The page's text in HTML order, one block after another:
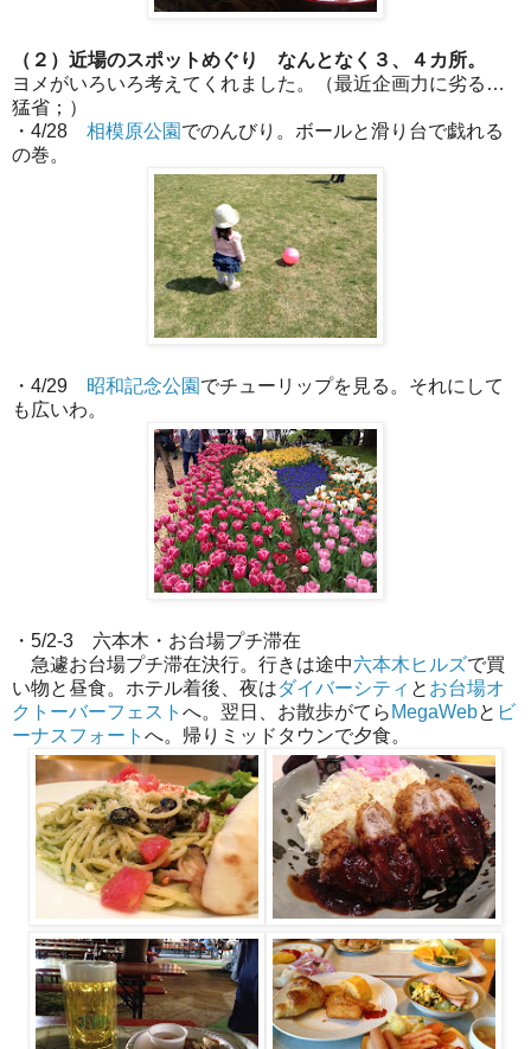
（２）近場のスポットめぐり なんとなく３、４カ所。
ヨメがいろいろ考えてくれました。（最近企画力に劣る…
猛省；）
・4/28 相模原公園 でのんびり。ボールと滑り台で戯れる
の巻。
・4/29 昭和記念公園 でチューリップを見る。それにして
も広いわ。
・5/2-3 六本木・お台場プチ滞在
急遽お台場プチ滞在決行。行きは途中六本木ヒルズで買
い物と昼食。ホテル着後、夜はダイバーシティ と お台場オ
クトーバーフェスト へ。翌日、お散歩がてら MegaWebと ビ
ーナスフォート へ。帰りミッドタウンで夕食。